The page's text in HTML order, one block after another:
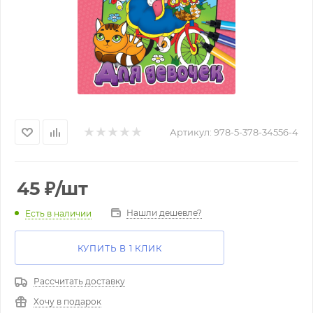
Артикул: 978-5-378-34556-4
45 ₽/шт
Есть в наличии Нашли дешевле?
КУПИТЬ В 1 КЛИК
Рассчитать доставку
Хочу в подарок